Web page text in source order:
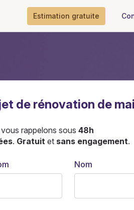
Estimation gratuite
de rénovation de
rappelons sous 48h
. Gratuitet sans engagement.
Nom